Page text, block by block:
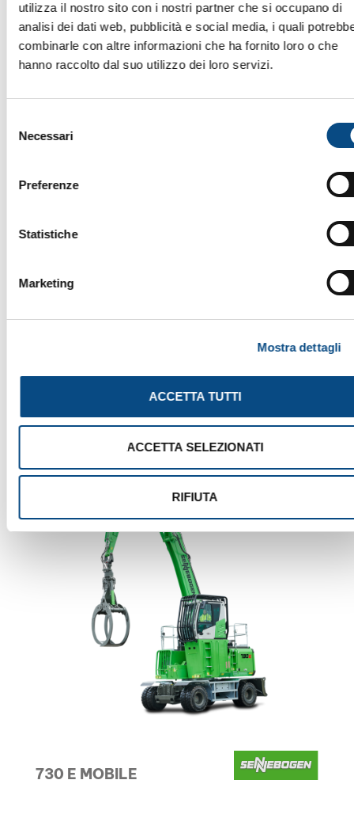
utilizza il nostro sito con i nostri partner che si occupano di
analisi dei dati web, pubblicità e social media, i quali
combinarle con altre informazioni che ha fornito loro o che
hanno raccolto dal suo utilizzo dei loro servizi.
delNecessari
Preferenze
Statistiche
Marketing
Mostra dettagli
ACCETTA TUTTI
ACCETTA SELEZIONATI
RIFIUTA
728 E MOBILE
730 E MOBILE